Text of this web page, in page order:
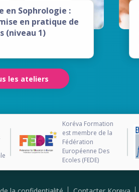
en Sophrologie :
en pratique de
(niveau 1)
les ateliers
Koréva Formation
est membre de la
Fédération
Européenne Des
Ecoles (FEDE)